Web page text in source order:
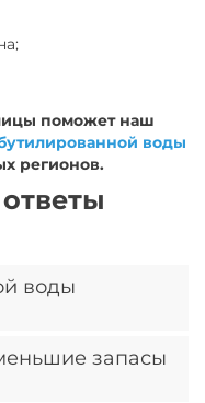
поможет наш
воды
регионов.
воды
запасы